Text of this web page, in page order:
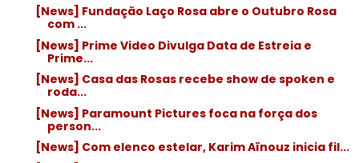
[News] Fundação Laço Rosa abre o Outubro Rosa
com ...
[News] Prime Video Divulga Data de Estreia e
Prime...
[News] Casa das Rosas recebe show de spoken e
roda...
[News] Paramount Pictures foca na força dos
person...
[News] Com elenco estelar, Karim Aïnouz inicia fil...